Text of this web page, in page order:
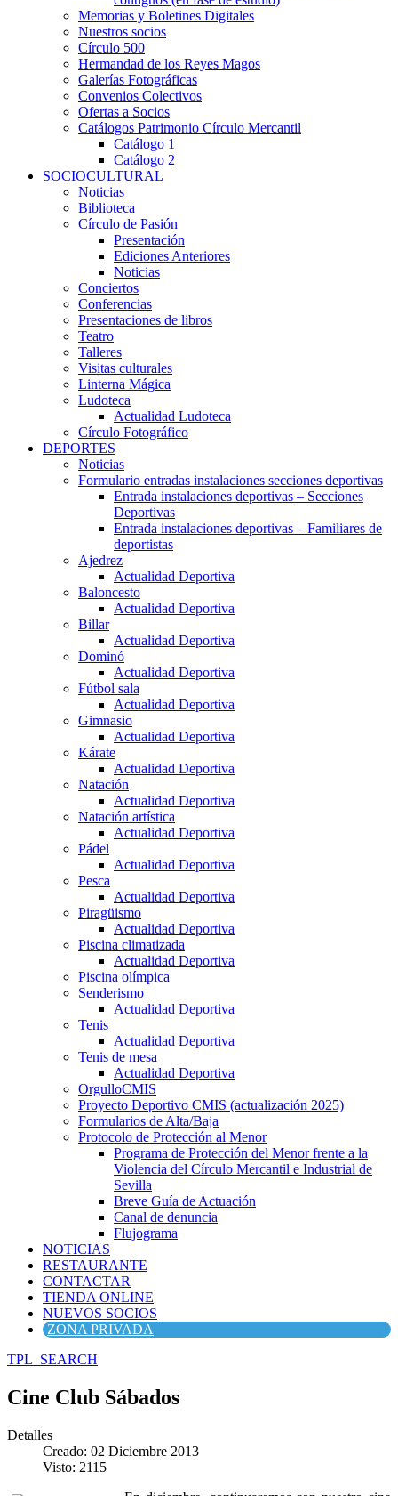
Memorias y Boletines Digitales
Nuestros socios
Círculo 500
Hermandad de los Reyes Magos
Galerías Fotográficas
Convenios Colectivos
Ofertas a Socios
Catálogos Patrimonio Círculo Mercantil
Catálogo 1
Catálogo 2
SOCIOCULTURAL
Noticias
Biblioteca
Círculo de Pasión
Presentación
Ediciones Anteriores
Noticias
Conciertos
Conferencias
Presentaciones de libros
Teatro
Talleres
Visitas culturales
Linterna Mágica
Ludoteca
Actualidad Ludoteca
Círculo Fotográfico
DEPORTES
Noticias
Formulario entradas instalaciones secciones deportivas
Entrada instalaciones deportivas – Secciones
Deportivas
Entrada instalaciones deportivas – Familiares de
deportistas
Ajedrez
Actualidad Deportiva
Baloncesto
Actualidad Deportiva
Billar
Actualidad Deportiva
Dominó
Actualidad Deportiva
Fútbol sala
Actualidad Deportiva
Gimnasio
Actualidad Deportiva
Kárate
Actualidad Deportiva
Natación
Actualidad Deportiva
Natación artística
Actualidad Deportiva
Pádel
Actualidad Deportiva
Pesca
Actualidad Deportiva
Piragüismo
Actualidad Deportiva
Piscina climatizada
Actualidad Deportiva
Piscina olímpica
Senderismo
Actualidad Deportiva
Tenis
Actualidad Deportiva
Tenis de mesa
Actualidad Deportiva
OrgulloCMIS
Proyecto Deportivo CMIS (actualización 2025)
Formularios de Alta/Baja
Protocolo de Protección al Menor
Programa de Protección del Menor frente a la
Violencia del Círculo Mercantil e Industrial de
Sevilla
Breve Guía de Actuación
Canal de denuncia
Flujograma
NOTICIAS
RESTAURANTE
CONTACTAR
TIENDA ONLINE
NUEVOS SOCIOS
ZONA PRIVADA
TPL_SEARCH
Cine Club Sábados
Detalles
Creado: 02 Diciembre 2013
Visto: 2115